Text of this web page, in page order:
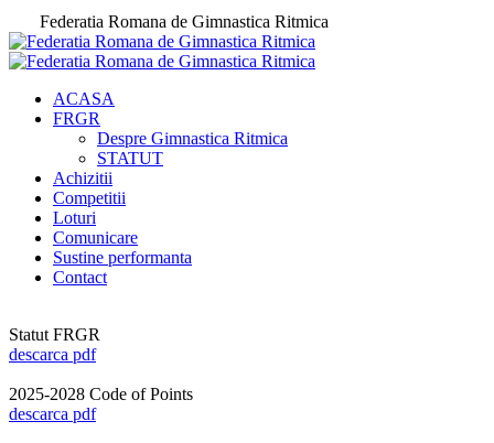
Federatia Romana de Gimnastica Ritmica
ACASA
FRGR
Despre Gimnastica Ritmica
STATUT
Achizitii
Competitii
Loturi
Comunicare
Sustine performanta
Contact
Statut FRGR
descarca pdf
2025-2028 Code of Points
descarca pdf